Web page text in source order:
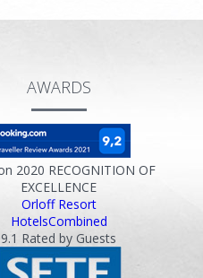
AWARDS
2020 RECOGNITION OF
EXCELLENCE
Orloff Resort
HotelsCombined
9.1 Rated by Guests